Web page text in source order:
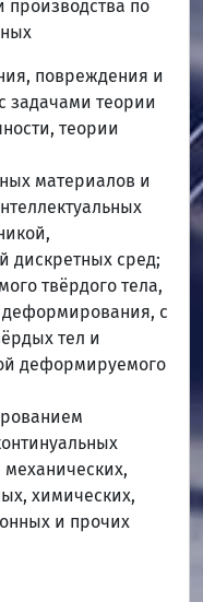
производства по
повреждения и
задачами теории
теории
материалов и
дискретных сред;
твёрдого тела,
деформирования, с
тел и
деформируемого
химических,
и прочих